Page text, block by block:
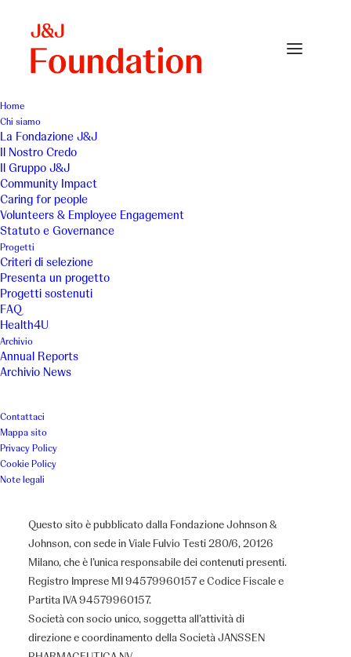
Home
Chi siamo
La Fondazione J&J
Il Nostro Credo
Il Gruppo J&J
Community Impact
Caring for people
Volunteers & Employee Engagement
Statuto e Governance
Progetti
Criteri di selezione
Presenta un progetto
Progetti sostenuti
FAQ
Health4U
Archivio
Annual Reports
Archivio News
Contattaci
Mappa sito
Privacy Policy
Cookie Policy
Note legali
Questo sito è pubblicato dalla Fondazione Johnson &
Johnson, con sede in Viale Fulvio Testi 280/6, 20126
Milano, che è l’unica responsabile dei contenuti presenti.
Registro Imprese MI 94579960157 e Codice Fiscale e
Partita IVA 94579960157.
Società con socio unico, soggetta all’attività di
direzione e coordinamento della Società JANSSEN
Casa Ilaria Coop.